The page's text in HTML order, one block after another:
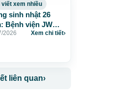
viết xem nhiều
sinh nhật 26
Bệnh viện JW
260 suất thẩm mỹ
2026 Xem chi tiết›
liên quan›